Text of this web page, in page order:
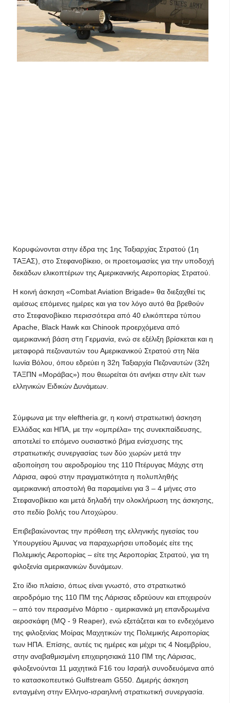
Κορυφώνονται στην έδρα της 1ης Ταξιαρχίας Στρατού (1η
ΤΑΞΑΣ), στο Στεφανοβίκειο, οι προετοιμασίες για την υποδοχή
δεκάδων ελικοπτέρων της Αμερικανικής Αεροπορίας Στρατού.
Η κοινή άσκηση «Combat Aviation Brigade» θα διεξαχθεί τις
αμέσως επόμενες ημέρες και για τον λόγο αυτό θα βρεθούν
στο Στεφανοβίκειο περισσότερα από 40 ελικόπτερα τύπου
Apache, Black Hawk και Chinook προερχόμενα από
αμερικανική βάση στη Γερμανία, ενώ σε εξέλιξη βρίσκεται και η
μεταφορά πεζοναυτών του Αμερικανικού Στρατού στη Νέα
Ιωνία Βόλου, όπου εδρεύει η 32η Ταξιαρχία Πεζοναυτών (32η
ΤΑΞΠΝ «Mοράβας») που θεωρείται ότι ανήκει στην ελίτ των
ελληνικών Ειδικών Δυνάμεων.
Σύμφωνα με την eleftheria.gr, η κοινή στρατιωτική άσκηση
Ελλάδας και ΗΠΑ, με την «ομπρέλα» της συνεκπαίδευσης,
αποτελεί το επόμενο ουσιαστικό βήμα ενίσχυσης της
στρατιωτικής συνεργασίας των δύο χωρών μετά την
αξιοποίηση του αεροδρομίου της 110 Πτέρυγας Μάχης στη
Λάρισα, αφού στην πραγματικότητα η πολυπληθής
αμερικανική αποστολή θα παραμείνει για 3 – 4 μήνες στο
Στεφανοβίκειο και μετά δηλαδή την ολοκλήρωση της άσκησης,
στο πεδίο βολής του Λιτοχώρου.
Επιβεβαιώνοντας την πρόθεση της ελληνικής ηγεσίας του
Υπουργείου Άμυνας να παραχωρήσει υποδομές είτε της
Πολεμικής Αεροπορίας – είτε της Αεροπορίας Στρατού, για τη
φιλοξενία αμερικανικών δυνάμεων.
Στο ίδιο πλαίσιο, όπως είναι γνωστό, στο στρατιωτικό
αεροδρόμιο της 110 ΠΜ της Λάρισας εδρεύουν και επιχειρούν
– από τον περασμένο Μάρτιο - αμερικανικά μη επανδρωμένα
αεροσκάφη (MQ - 9 Reaper), ενώ εξετάζεται και το ενδεχόμενο
της φιλοξενίας Μοίρας Μαχητικών της Πολεμικής Αεροπορίας
των ΗΠΑ. Επίσης, αυτές τις ημέρες και μέχρι τις 4 Νοεμβρίου,
στην αναβαθμισμένη επιχειρησιακά 110 ΠΜ της Λάρισας,
φιλοξενούνται 11 μαχητικά F16 του Ισραήλ συνοδευόμενα από
το κατασκοπευτικό Gulfstream G550. Διμερής άσκηση
ενταγμένη στην Ελληνο-ισραηλινή στρατιωτική συνεργασία.